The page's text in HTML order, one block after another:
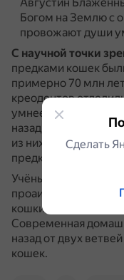
Богом на Землю с
провожают души
С научной точки
предками кошек
примерно 70 млн
креодонтов
умнее, пластичнее и
назад эти хищники
из них произошли
предки
Учёные полагают,
проаиурус, от него
кошки (вымерли) и
Современная
назад от двух
кошек.
Сделать